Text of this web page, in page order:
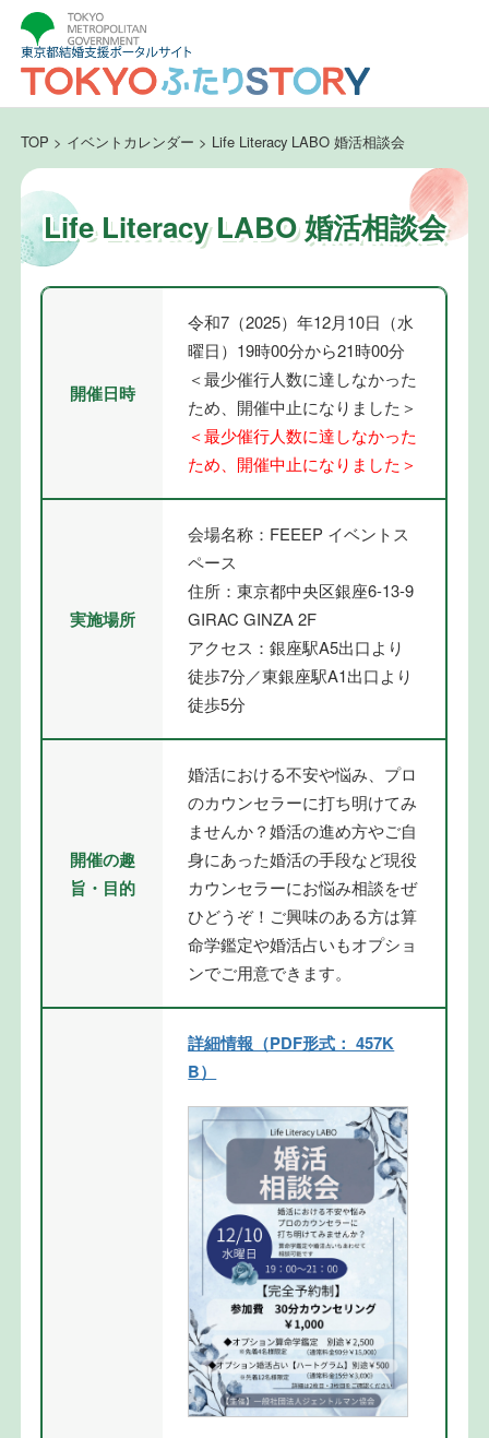
TOP > イベントカレンダー > Life Literacy LABO 婚活相談会
Life Literacy LABO 婚活相談会
開催日時
令和7（2025）年12月10日（水
曜日）19時00分から21時00分
＜最少催行人数に達しなかった
ため、開催中止になりました＞
＜最少催行人数に達しなかった
ため、開催中止になりました＞
実施場所
会場名称：FEEEP イベントス
ペース
住所：東京都中央区銀座6-13-9
GIRAC GINZA 2F
アクセス：銀座駅A5出口より
徒歩7分／東銀座駅A1出口より
徒歩5分
開催の趣
旨・目的
婚活における不安や悩み、プロ
のカウンセラーに打ち明けてみ
ませんか？婚活の進め方やご自
身にあった婚活の手段など現役
カウンセラーにお悩み相談をぜ
ひどうぞ！ご興味のある方は算
命学鑑定や婚活占いもオプショ
ンでご用意できます。
詳細情報（PDF形式： 457K
B）